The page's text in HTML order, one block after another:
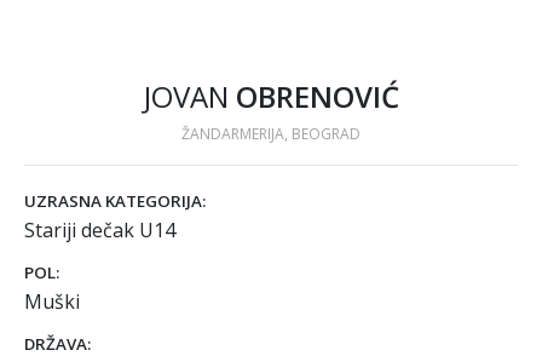
JOVAN OBRENOVIĆ
ŽANDARMERIJA, BEOGRAD
UZRASNA KATEGORIJA:
Stariji dečak U14
POL:
Muški
DRŽAVA: